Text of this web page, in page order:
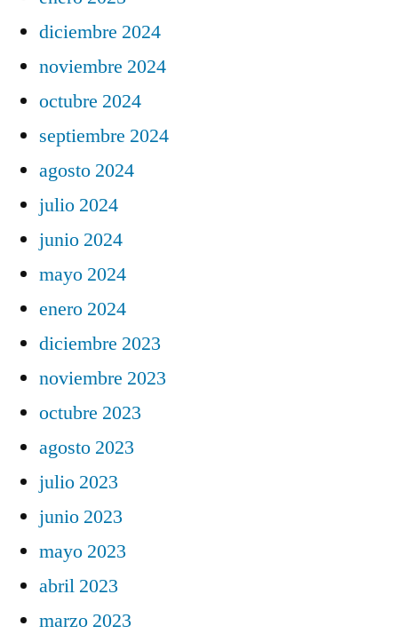
diciembre 2024
noviembre 2024
octubre 2024
septiembre 2024
agosto 2024
julio 2024
junio 2024
mayo 2024
enero 2024
diciembre 2023
noviembre 2023
octubre 2023
agosto 2023
julio 2023
junio 2023
mayo 2023
abril 2023
marzo 2023